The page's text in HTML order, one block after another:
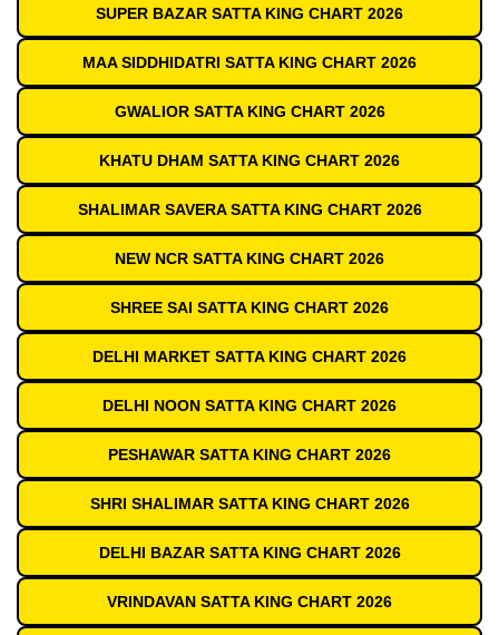
SUPER BAZAR SATTA KING CHART 2026
MAA SIDDHIDATRI SATTA KING CHART 2026
GWALIOR SATTA KING CHART 2026
KHATU DHAM SATTA KING CHART 2026
SHALIMAR SAVERA SATTA KING CHART 2026
NEW NCR SATTA KING CHART 2026
SHREE SAI SATTA KING CHART 2026
DELHI MARKET SATTA KING CHART 2026
DELHI NOON SATTA KING CHART 2026
PESHAWAR SATTA KING CHART 2026
SHRI SHALIMAR SATTA KING CHART 2026
DELHI BAZAR SATTA KING CHART 2026
VRINDAVAN SATTA KING CHART 2026